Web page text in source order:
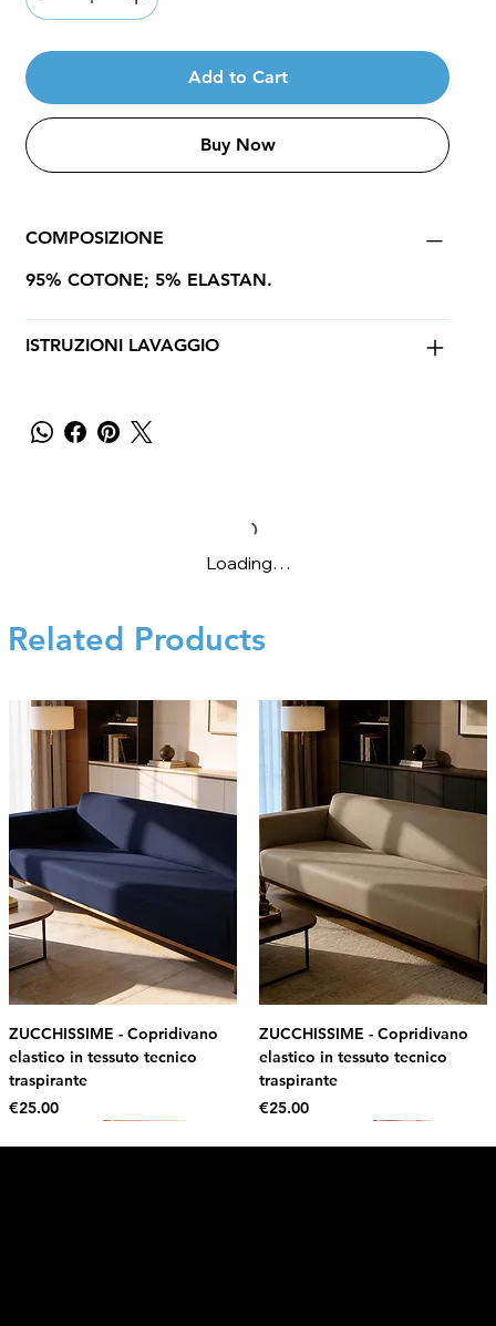
Add to Cart
Buy Now
COMPOSIZIONE
95% COTONE; 5% ELASTAN.
ISTRUZIONI LAVAGGIO
Loading…
Related Products
ZUCCHISSIME - Copridivano
elastico in tessuto tecnico
traspirante
Price
€25.00
ZUCCHISSIME - Copridivano
elastico in tessuto tecnico
traspirante
Price
€25.00